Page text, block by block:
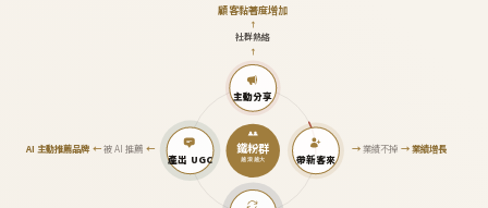
鐵粉群
越滾越大
主動分享
↑
社群熱絡
↑
顧客黏著度增加
帶新客來
→業績不掉 →業績增長
產出 UGC
AI 主動推薦品牌←被 AI 推薦 ←